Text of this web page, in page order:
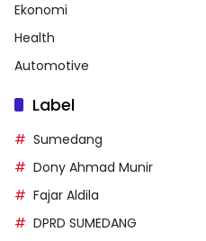
Ekonomi
Health
Automotive
Label
Sumedang
Dony Ahmad Munir
Fajar Aldila
DPRD SUMEDANG